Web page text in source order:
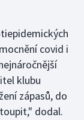
covid i
klubu
zápasů, do
dodal.